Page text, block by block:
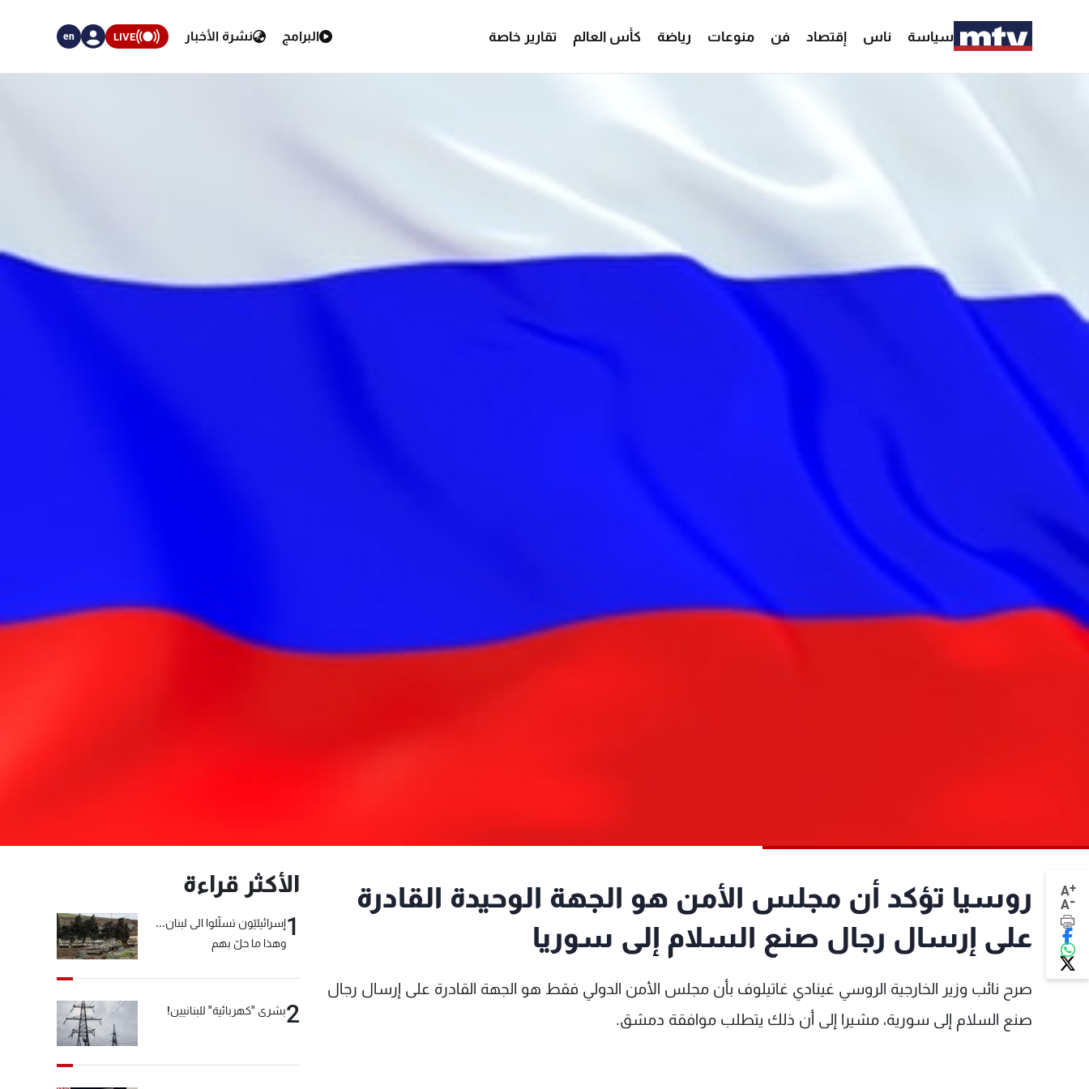
سياسة ناس إقتصاد فن منوعات رياضة كأس العالم تقارير خاصة البرامج نشرة الأخبار LIVE
en
A+
A-
روسيا تؤكد أن مجلس الأمن هو الجهة الوحيدة القادرة
على إرسال رجال صنع السلام إلى سوريا
صرح نائب وزير الخارجية الروسي غينادي غاتيلوف بأن مجلس الأمن الدولي فقط هو الجهة القادرة على إرسال رجال
صنع السلام إلى سورية، مشيرا إلى أن ذلك يتطلب موافقة دمشق.
الأكثر قراءة
1إسرائيليّون تسلّلوا الى لبنان...
وهذا ما حلّ بهم
2بشرى "كهربائية" للبنانيين!